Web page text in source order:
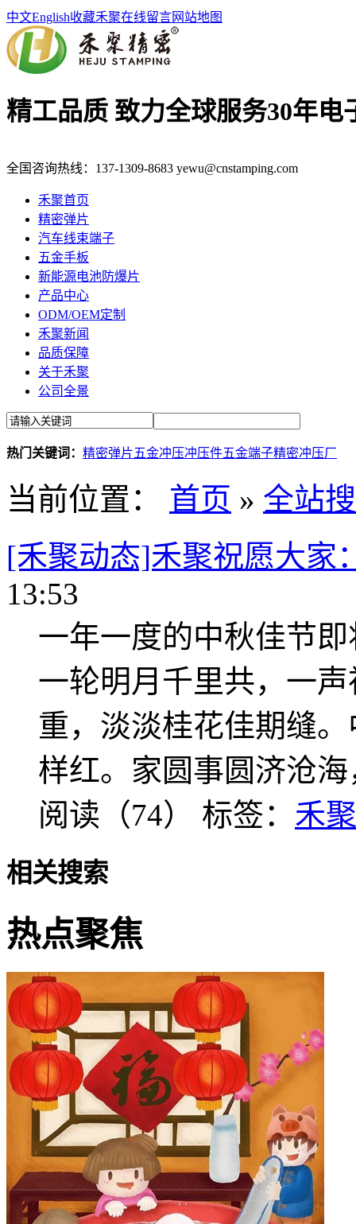
中文English收藏禾聚在线留言网站地图
精工品质 致力全球服务30年电
全国咨询热线： 137-1309-8683 yewu@cnstamping.com
禾聚首页
精密弹片
汽车线束端子
五金手板
新能源电池防爆片
产品中心
ODM/OEM定制
禾聚新闻
品质保障
关于禾聚
公司全景
热门关键词： 精密弹片五金冲压冲压件五金端子精密冲压厂
当前位置： 首页 » 全站
[禾聚动态]禾聚祝愿大家
13:53
一年一度的中秋佳节
一轮明月千里共，一
重，淡淡桂花佳期缝
样红。家圆事圆济沧
阅读（74） 标签： 禾
相关搜索
热点聚焦